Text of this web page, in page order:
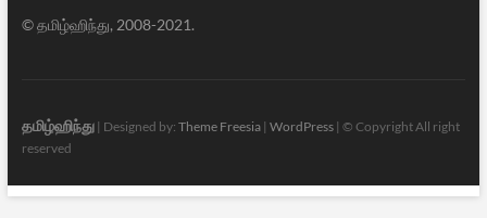
© தமிழ்ஹிந்து, 2008-2021.
தமிழ்ஹிந்து| Designed by: Theme Freesia| WordPress| © Copyright All right
reserved